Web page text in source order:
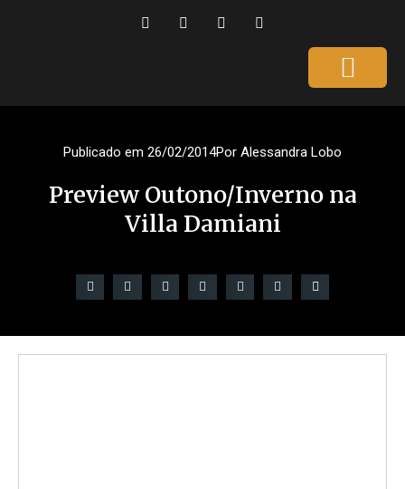
Publicado em 26/02/2014Por Alessandra Lobo
Preview Outono/Inverno na
Villa Damiani